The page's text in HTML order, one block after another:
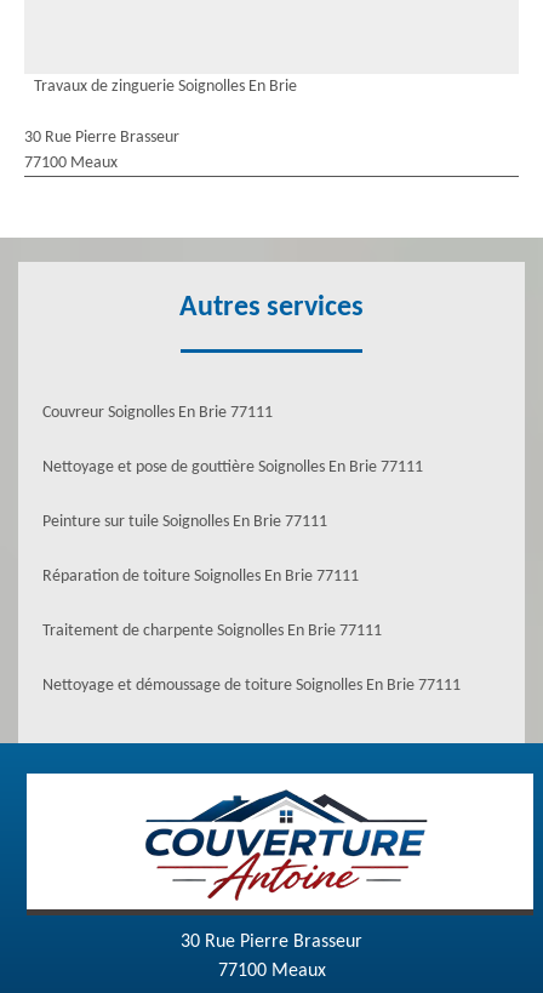
Travaux de zinguerie Soignolles En Brie
30 Rue Pierre Brasseur
77100 Meaux
Autres services
Couvreur Soignolles En Brie 77111
Nettoyage et pose de gouttière Soignolles En Brie 77111
Peinture sur tuile Soignolles En Brie 77111
Réparation de toiture Soignolles En Brie 77111
Traitement de charpente Soignolles En Brie 77111
Nettoyage et démoussage de toiture Soignolles En Brie 77111
30 Rue Pierre Brasseur
77100 Meaux